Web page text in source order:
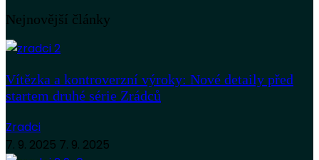
Nejnovější články
Vítězka a kontroverzní výroky: Nové detaily před
startem druhé série Zrádců
Zradci
7. 9. 2025 7. 9. 2025